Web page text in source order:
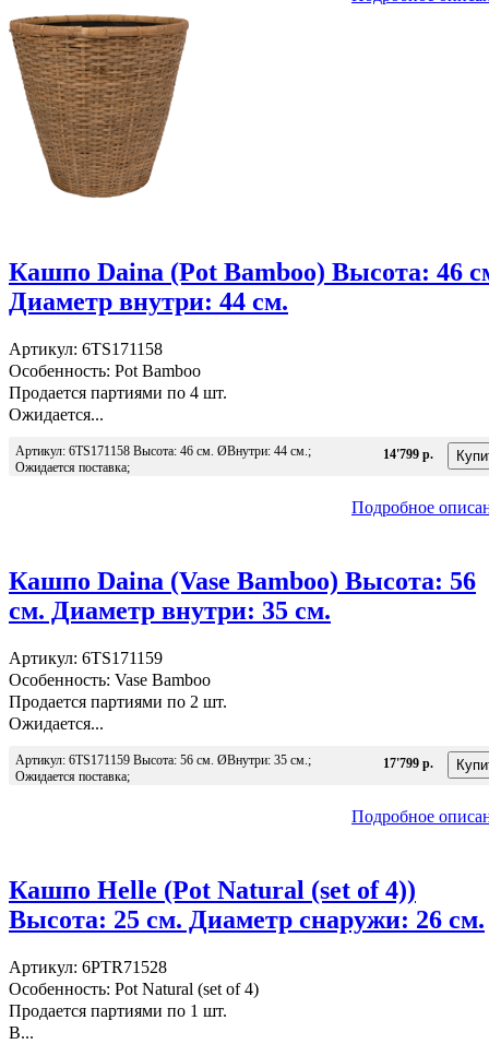
Кашпо Daina (Pot Bamboo) Высота: 46
Диаметр внутри: 44 см.
Артикул: 6TS171158
Особенность: Pot Bamboo
Продается партиями по 4 шт.
Ожидается...
Артикул: 6TS171158 Высота: 46 см. ØВнутри: 44 см.;
Ожидается поставка;
14'799 р.
Подробное
Кашпо Daina (Vase Bamboo) Высота: 56
см. Диаметр внутри: 35 см.
Артикул: 6TS171159
Особенность: Vase Bamboo
Продается партиями по 2 шт.
Ожидается...
Артикул: 6TS171159 Высота: 56 см. ØВнутри: 35 см.;
Ожидается поставка;
17'799 р.
Подробное
Кашпо Helle (Pot Natural (set of 4))
Высота: 25 см. Диаметр снаружи: 26 см.
Артикул: 6PTR71528
Особенность: Pot Natural (set of 4)
Продается партиями по 1 шт.
В...